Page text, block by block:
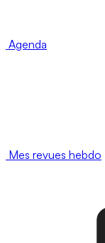
Agenda
Mes revues hebdo